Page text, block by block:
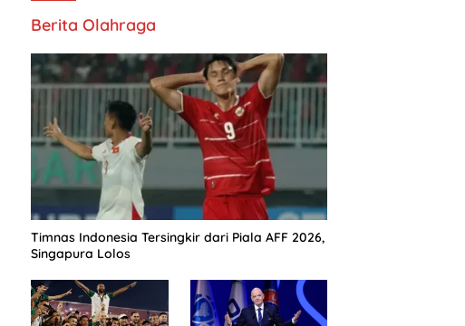
Berita Olahraga
Timnas Indonesia Tersingkir dari Piala AFF 2026,
Singapura Lolos